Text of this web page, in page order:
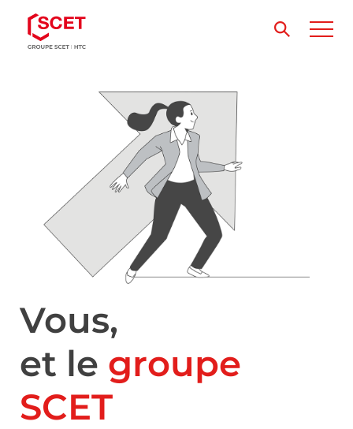
Vous,
et le groupe
SCET